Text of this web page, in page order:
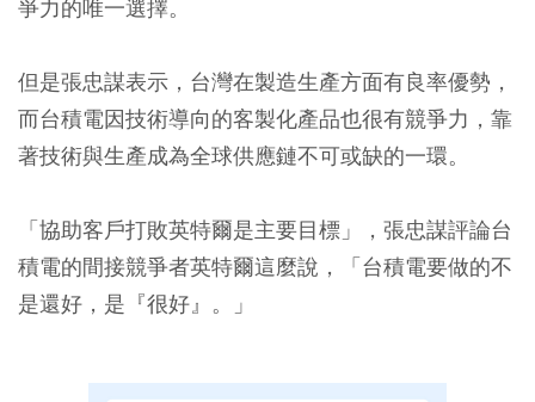
爭力的唯一選擇。
但是張忠謀表示，台灣在製造生產方面有良率優勢，
而台積電因技術導向的客製化產品也很有競爭力，靠
著技術與生產成為全球供應鏈不可或缺的一環。
「協助客戶打敗英特爾是主要目標」，張忠謀評論台
積電的間接競爭者英特爾這麼說，「台積電要做的不
是還好，是『很好』。」